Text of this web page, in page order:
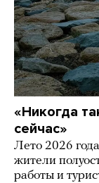
«Никогда
сейчас»
Лето 2026
жители
работы и